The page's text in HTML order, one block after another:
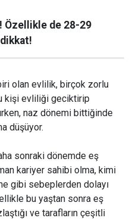
Özellikle de 28-29
olan evlilik, birçok zorlu
kişi evliliği geciktirip
naz dönemi bittiğinde
düşüyor.
sonraki dönemde eş
kariyer sahibi olma, kimi
gibi sebeplerden dolayı
bu yaştan sonra eş
ve tarafların çeşitli